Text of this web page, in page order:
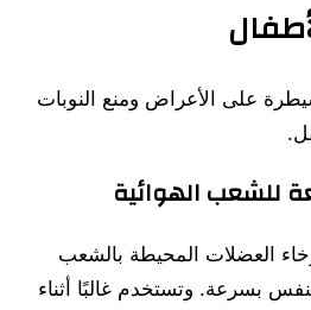
على الأعراض ومنع النوبات
للشعب الهوائية
العضلات المحيطة بالشعب
بسرعة. وتستخدم غالبًا أثناء